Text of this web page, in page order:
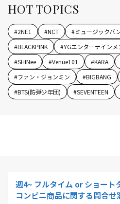
HOT TOPICS
#2NE1 #NCT #ミュージックバ
#BLACKPINK #YGエンターテインメ
#SHINee #Venue101 #KARA
#ファン・ジョンミン #BIGBANG
#BTS(防弾少年団) #SEVENTEEN
週4~ フルタイム or ショート
コンビニ商品に関する問合せ